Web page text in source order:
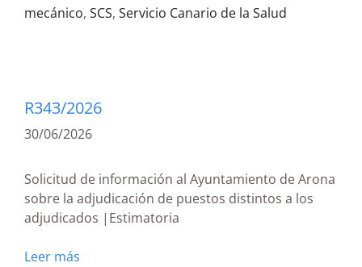
mecánico, SCS, Servicio Canario de la Salud
R343/2026
30/06/2026
Solicitud de información al Ayuntamiento de Arona
sobre la adjudicación de puestos distintos a los
adjudicados |Estimatoria
Leer más